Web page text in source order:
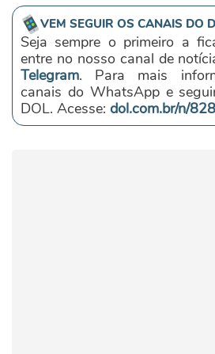
VEM SEGUIR OS CANAIS DO
Seja sempre o primeiro a
entre no nosso canal de
Telegram. Para mais
canais do WhatsApp e
DOL. Acesse: dol.com.br/n/